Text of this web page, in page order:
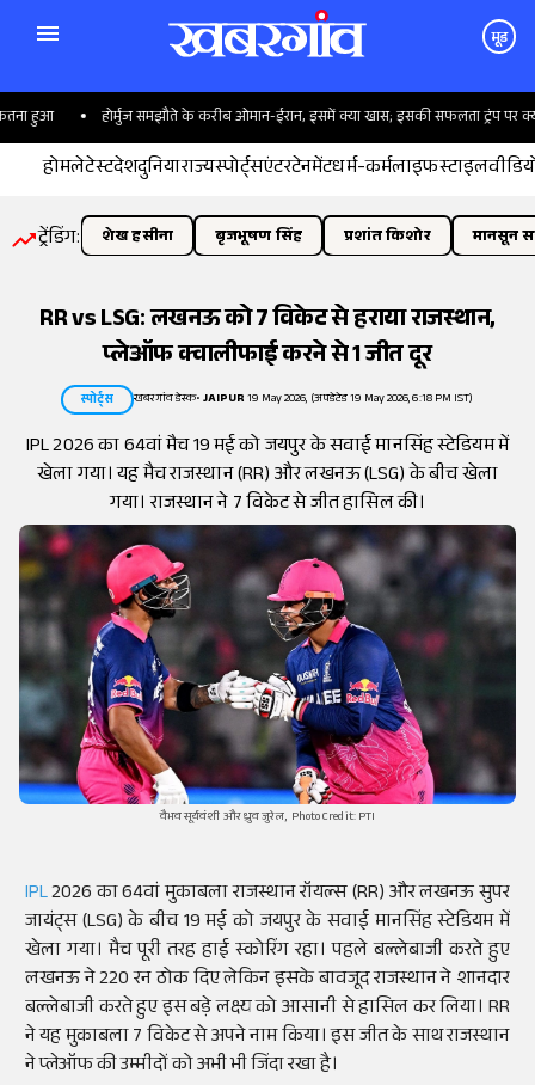
मूड
हुआ होर्मुज समझौते के करीब ओमान-ईरान, इसमें क्या खास; इसकी सफलता ट्रंप पर क्यों
होमलेटेस्टदेशदुनियाराज्यस्पोर्ट्सएंटरटेनमेंटधर्म-कर्मलाइफस्टाइल
ट्रेंडिंग: शेख हसीना बृजभूषण सिंह प्रशांत किशोर मानसून
RR vs LSG: लखनऊ को 7 विकेट से हराया राजस्थान,
प्लेऑफ क्वालीफाई करने से 1 जीत दूर
स्पोर्ट्स खबरगांव डेस्क•JAIPUR19 May 2026, (अपडेटेड 19 May 2026, 6:18 PM IST)
IPL 2026 का 64वां मैच 19 मई को जयपुर के सवाई मानसिंह स्टेडियम में
खेला गया। यह मैच राजस्थान (RR) और लखनऊ (LSG) के बीच खेला
गया। राजस्थान ने 7 विकेट से जीत हासिल की।
वैभव सूर्यवंशी और ध्रुव जुरेल, Photo Credit: PTI
IPL2026 का 64वां मुकाबला राजस्थान रॉयल्स (RR) और लखनऊ सुपर
जायंट्स (LSG) के बीच 19 मई को जयपुर के सवाई मानसिंह स्टेडियम में
खेला गया। मैच पूरी तरह हाई स्कोरिंग रहा। पहले बल्लेबाजी करते हुए
लखनऊ ने 220 रन ठोक दिए लेकिन इसके बावजूद राजस्थान ने शानदार
बल्लेबाजी करते हुए इस बड़े लक्ष्य को आसानी से हासिल कर लिया। RR
ने यह मुकाबला 7 विकेट से अपने नाम किया। इस जीत के साथ राजस्थान
ने प्लेऑफ की उम्मीदों को अभी भी जिंदा रखा है।